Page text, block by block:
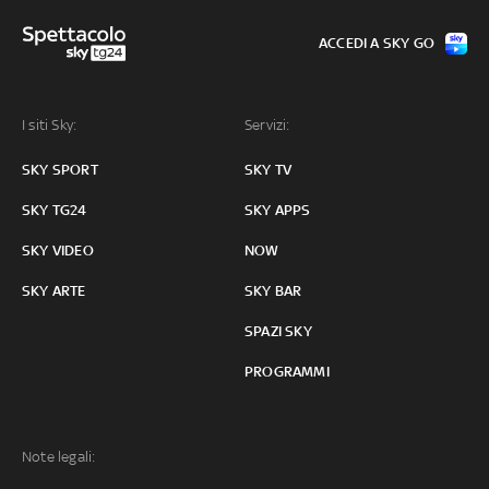
I siti Sky:
SKY SPORT
SKY TG24
SKY VIDEO
SKY ARTE
Servizi:
SKY TV
SKY APPS
NOW
SKY BAR
SPAZI SKY
PROGRAMMI
Note legali:
ACCEDI A SKY GO